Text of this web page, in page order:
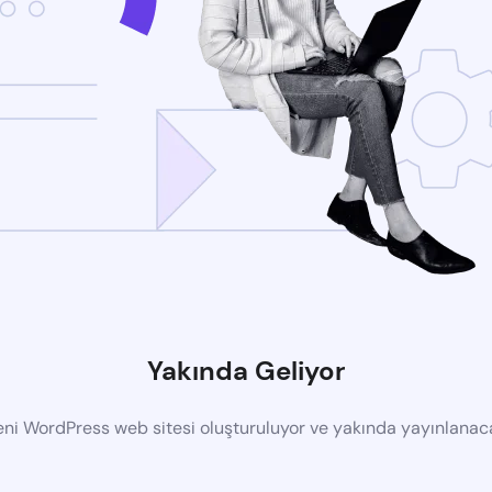
Yakında Geliyor
WordPress web sitesi oluşturuluyor ve yakında